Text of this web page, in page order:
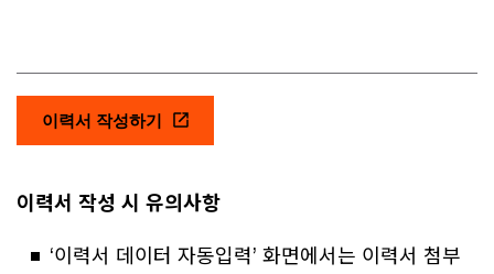
이력서 작성하기
이력서 작성 시 유의사항
‘이력서 데이터 자동입력’ 화면에서는 이력서 첨부